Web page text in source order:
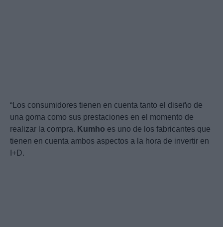
“Los consumidores tienen en cuenta tanto el diseño de
una goma como sus prestaciones en el momento de
realizar la compra. Kumho es uno de los fabricantes que
tienen en cuenta ambos aspectos a la hora de invertir en
I+D.